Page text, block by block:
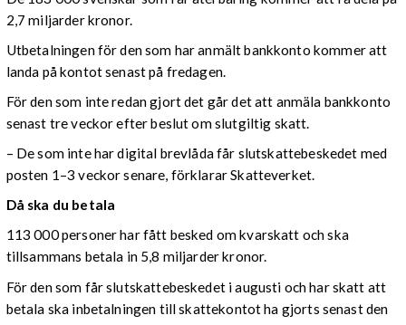
2,7 miljarder kronor.
Utbetalningen för den som har anmält bankkonto kommer att
landa på kontot senast på fredagen.
För den som inte redan gjort det går det att anmäla bankkonto
senast tre veckor efter beslut om slutgiltig skatt.
– De som inte har digital brevlåda får slutskattebeskedet med
posten 1–3 veckor senare, förklarar Skatteverket.
Då ska du betala
113 000 personer har fått besked om kvarskatt och ska
tillsammans betala in 5,8 miljarder kronor.
För den som får slutskattebeskedet i augusti och har skatt att
betala ska inbetalningen till skattekontot ha gjorts senast den